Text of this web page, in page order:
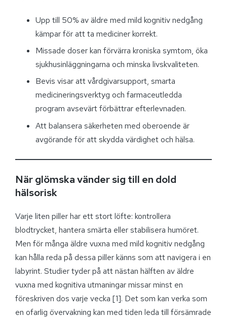
Upp till 50% av äldre med mild kognitiv nedgång
kämpar för att ta mediciner korrekt.
Missade doser kan förvärra kroniska symtom, öka
sjukhusinläggningarna och minska livskvaliteten.
Bevis visar att vårdgivarsupport, smarta
medicineringsverktyg och farmaceutledda
program avsevärt förbättrar efterlevnaden.
Att balansera säkerheten med oberoende är
avgörande för att skydda värdighet och hälsa.
När glömska vänder sig till en dold
hälsorisk
Varje liten piller har ett stort löfte: kontrollera
blodtrycket, hantera smärta eller stabilisera humöret.
Men för många äldre vuxna med mild kognitiv nedgång
kan hålla reda på dessa piller känns som att navigera i en
labyrint. Studier tyder på att nästan hälften av äldre
vuxna med kognitiva utmaningar missar minst en
föreskriven dos varje vecka [1]. Det som kan verka som
en ofarlig övervakning kan med tiden leda till försämrade